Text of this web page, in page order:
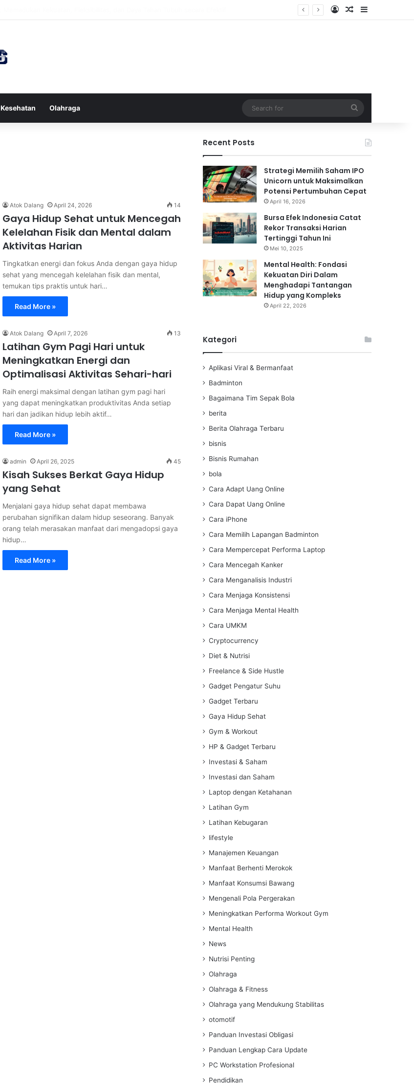
Log InRandom Article
Sidebar
Kesehatan Olahraga
for
Atok Dalang April 24, 2026 14
Gaya Hidup Sehat untuk Mencegah
Kelelahan Fisik dan Mental dalam
Aktivitas Harian
Tingkatkan energi dan fokus Anda dengan gaya hidup
sehat yang mencegah kelelahan fisik dan mental,
temukan tips praktis untuk hari…
Read More »
Atok Dalang April 7, 2026 13
Latihan Gym Pagi Hari untuk
Meningkatkan Energi dan
Optimalisasi Aktivitas Sehari-hari
Raih energi maksimal dengan latihan gym pagi hari
yang dapat meningkatkan produktivitas Anda setiap
hari dan jadikan hidup lebih aktif…
Read More »
admin April 26, 2025 45
Kisah Sukses Berkat Gaya Hidup
yang Sehat
Menjalani gaya hidup sehat dapat membawa
perubahan signifikan dalam hidup seseorang. Banyak
orang telah merasakan manfaat dari mengadopsi gaya
hidup…
Read More »
Recent Posts
Strategi Memilih Saham IPO
Unicorn untuk Maksimalkan
Potensi Pertumbuhan Cepat
April 16, 2026
Bursa Efek Indonesia Catat
Rekor Transaksi Harian
Tertinggi Tahun Ini
Mei 10, 2025
Mental Health: Fondasi
Kekuatan Diri Dalam
Menghadapi Tantangan
Hidup yang Kompleks
April 22, 2026
Kategori
Aplikasi Viral & Bermanfaat
Badminton
Bagaimana Tim Sepak Bola
berita
Berita Olahraga Terbaru
bisnis
Bisnis Rumahan
bola
Cara Adapt Uang Online
Cara Dapat Uang Online
Cara iPhone
Cara Memilih Lapangan Badminton
Cara Mempercepat Performa Laptop
Cara Mencegah Kanker
Cara Menganalisis Industri
Cara Menjaga Konsistensi
Cara Menjaga Mental Health
Cara UMKM
Cryptocurrency
Diet & Nutrisi
Freelance & Side Hustle
Gadget Pengatur Suhu
Gadget Terbaru
Gaya Hidup Sehat
Gym & Workout
HP & Gadget Terbaru
Investasi & Saham
Investasi dan Saham
Laptop dengan Ketahanan
Latihan Gym
Latihan Kebugaran
lifestyle
Manajemen Keuangan
Manfaat Berhenti Merokok
Manfaat Konsumsi Bawang
Mengenali Pola Pergerakan
Meningkatkan Performa Workout Gym
Mental Health
News
Nutrisi Penting
Olahraga
Olahraga & Fitness
Olahraga yang Mendukung Stabilitas
otomotif
Panduan Investasi Obligasi
Panduan Lengkap Cara Update
PC Workstation Profesional
Pendidikan